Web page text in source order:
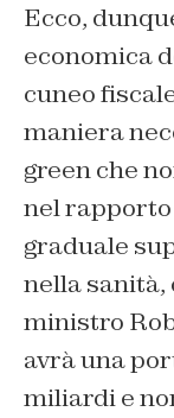
Ecco,
economica
cuneo
maniera
green che
nel
graduale
nella sanità,
ministro
avrà una
miliardi e